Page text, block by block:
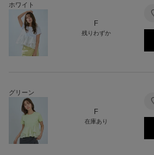
ホワイト
F
残りわずか
グリーン
F
在庫あり